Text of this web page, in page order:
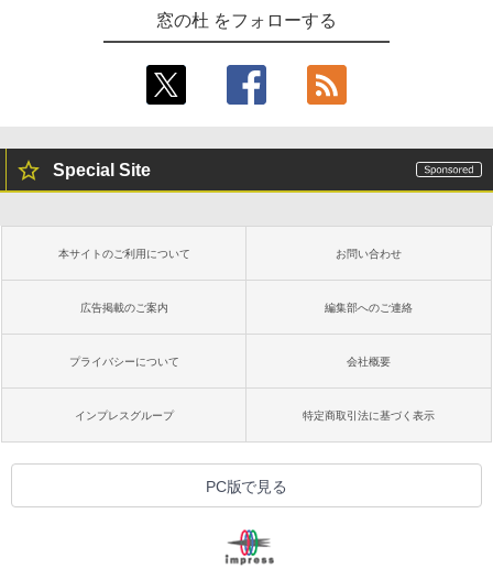
Amazon Kindle - 目に優しい、かさばら
ない、大きな画面で読みやすい、6週間持
書籍リーダー、ブラック、16GB、広告な
Kindle Paperwhite シグニチャーエディ
るさ自動調整、色調調節ライト、12週間
持続バッテリー、広告なし、メタリック
Amazon Kindle Colorsoft | 16GBストレ
ージ、防水、7インチカラーディスプレ
イ、色調調節ライト、最大8週間持続バッ
テリー、広告無し、ブラック (2025年発
売)
￥31,980
New Amazon Kindle Scribe Colorsoft |
窓の杜 をフォローする
Special Site
本サイトのご利用について お問い合わせ
広告掲載のご案内 編集部へのご連絡
プライバシーについて 会社概要
インプレスグループ 特定商取引法に基づく表示
PC版で見る